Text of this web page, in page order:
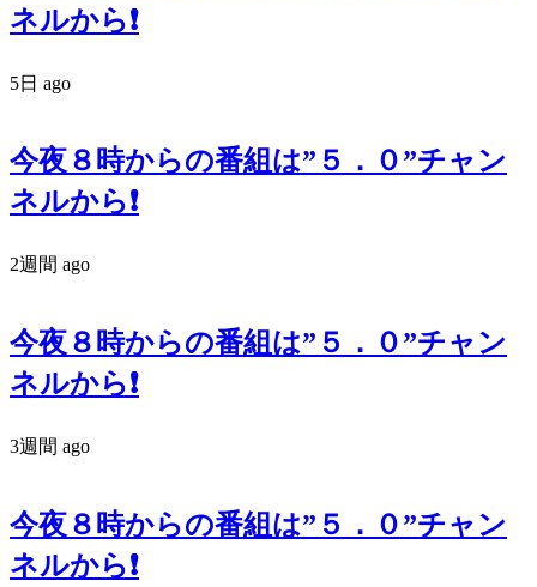
ネルから❗️
5日 ago
今夜８時からの番組は”５．０”チャン
ネルから❗️
2週間 ago
今夜８時からの番組は”５．０”チャン
ネルから❗️
3週間 ago
今夜８時からの番組は”５．０”チャン
ネルから❗️